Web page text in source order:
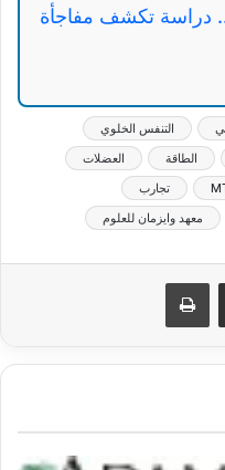
دراسة تكشف مفاجأة
التنفس الخلوي
الطاقة
العضلات
تجارب
معهد وايزمان للعلوم
مشاركة عبر البريد طباعة